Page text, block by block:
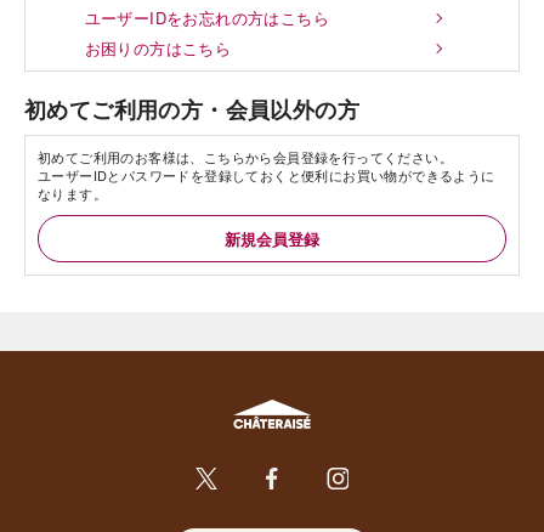
ユーザーIDをお忘れの方はこちら
お困りの方はこちら
初めてご利用の方・会員以外の方
初めてご利用のお客様は、こちらから会員登録を行ってください。
ユーザーIDとパスワードを登録しておくと便利にお買い物ができるように
なります。